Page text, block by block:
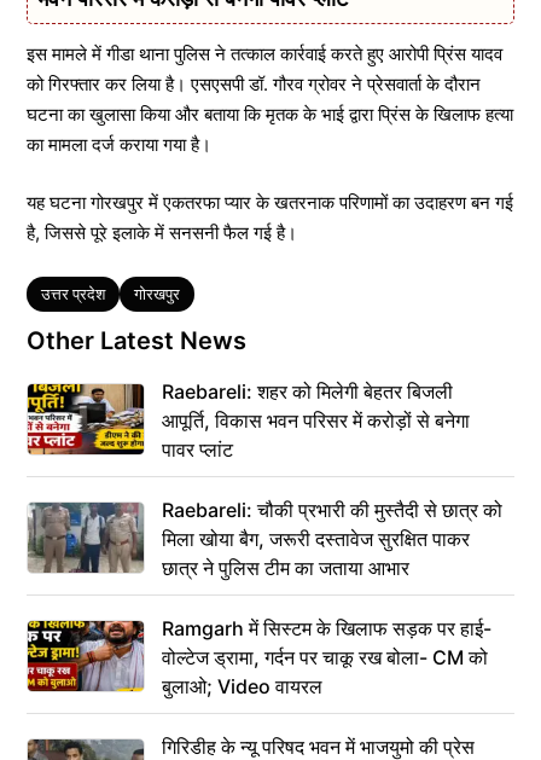
इस मामले में गीडा थाना पुलिस ने तत्काल कार्रवाई करते हुए आरोपी प्रिंस यादव
को गिरफ्तार कर लिया है। एसएसपी डॉ. गौरव ग्रोवर ने प्रेसवार्ता के दौरान
घटना का खुलासा किया और बताया कि मृतक के भाई द्वारा प्रिंस के खिलाफ हत्या
का मामला दर्ज कराया गया है।
यह घटना गोरखपुर में एकतरफा प्यार के खतरनाक परिणामों का उदाहरण बन गई
है, जिससे पूरे इलाके में सनसनी फैल गई है।
Tags
उत्तर प्रदेश गोरखपुर
Other Latest News
Raebareli: शहर को मिलेगी बेहतर बिजली
आपूर्ति, विकास भवन परिसर में करोड़ों से बनेगा
पावर प्लांट
Raebareli: चौकी प्रभारी की मुस्तैदी से छात्र को
मिला खोया बैग, जरूरी दस्तावेज सुरक्षित पाकर
छात्र ने पुलिस टीम का जताया आभार
Ramgarh में सिस्टम के खिलाफ सड़क पर हाई-
वोल्टेज ड्रामा, गर्दन पर चाकू रख बोला- CM को
बुलाओ; Video वायरल
गिरिडीह के न्यू परिषद भवन में भाजयुमो की प्रेस